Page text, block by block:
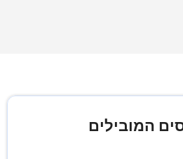
7 הנכסים המובילים